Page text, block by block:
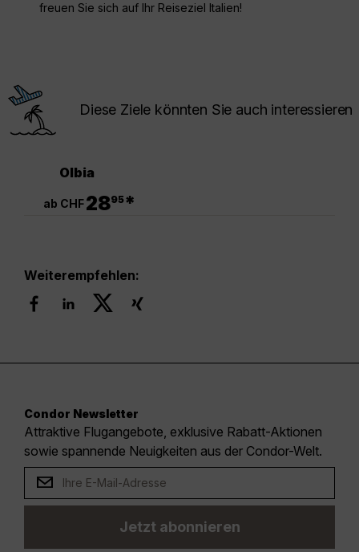
freuen Sie sich auf Ihr Reiseziel Italien!
Diese Ziele könnten Sie auch interessieren
Olbia
ab CHF2895*
Weiterempfehlen:
Condor Newsletter
Attraktive Flugangebote, exklusive Rabatt-Aktionen
sowie spannende Neuigkeiten aus der Condor-Welt.
Jetzt abonnieren